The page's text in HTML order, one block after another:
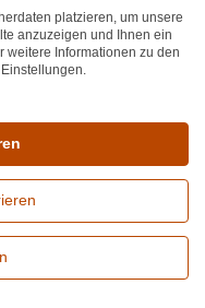
je Winzer.
12 Flaschen je Winzer.
GmbH
platzieren, um unsere
anzuzeigen und Ihnen ein
weitere Informationen zu den